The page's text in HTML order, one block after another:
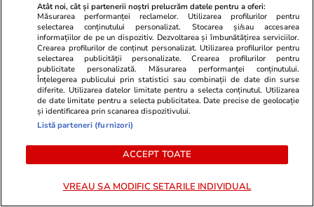
Tăcerea mieilor
20 iul.
Grindeanu + Fritz, mai nociv
Iohannis + Ciolacu + Ciucă?
Atât noi, cât și partenerii noștri prelucrăm datele pentru a oferi:
Măsurarea performanței reclamelor. Utilizarea profilurilor pentru
selectarea conținutului personalizat. Stocarea și/sau accesarea
informațiilor de pe un dispozitiv. Dezvoltarea și îmbunătățirea serviciilor.
Crearea profilurilor de conținut personalizat. Utilizarea profilurilor pentru
selectarea publicității personalizate. Crearea profilurilor pentru
publicitate personalizată. Măsurarea performanței conținutului.
Înțelegerea publicului prin statistici sau combinații de date din surse
diferite. Utilizarea datelor limitate pentru a selecta conținutul. Utilizarea
de date limitate pentru a selecta publicitatea. Date precise de geolocație
și identificarea prin scanarea dispozitivului.
Listă parteneri (furnizori)
ACCEPT TOATE
VREAU SA MODIFIC SETARILE INDIVIDUAL